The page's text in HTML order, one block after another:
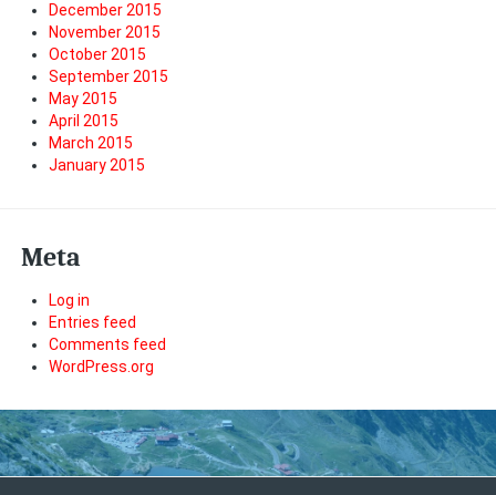
December 2015
November 2015
October 2015
September 2015
May 2015
April 2015
March 2015
January 2015
Meta
Log in
Entries feed
Comments feed
WordPress.org